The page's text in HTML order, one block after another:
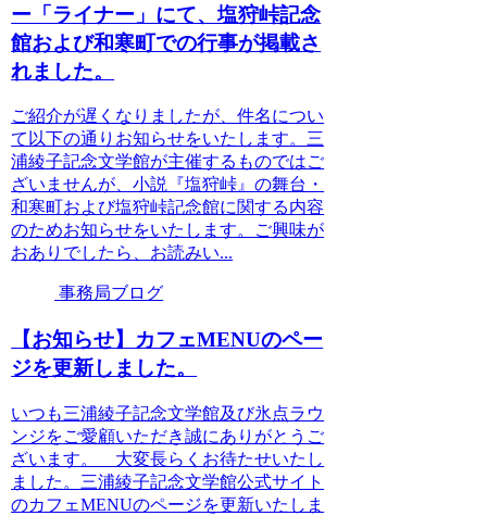
ー「ライナー」にて、塩狩峠記念
館および和寒町での行事が掲載さ
れました。
ご紹介が遅くなりましたが、件名につい
て以下の通りお知らせをいたします。三
浦綾子記念文学館が主催するものではご
ざいませんが、小説『塩狩峠』の舞台・
和寒町および塩狩峠記念館に関する内容
のためお知らせをいたします。ご興味が
おありでしたら、お読みい...
事務局ブログ
【お知らせ】カフェMENUのペー
ジを更新しました。
いつも三浦綾子記念文学館及び氷点ラウ
ンジをご愛顧いただき誠にありがとうご
ざいます。 大変長らくお待たせいたし
ました。三浦綾子記念文学館公式サイト
のカフェMENUのページを更新いたしま